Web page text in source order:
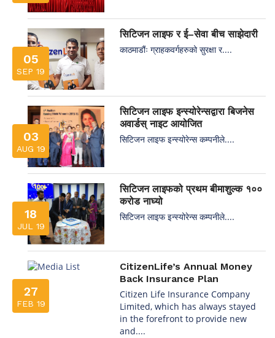
05
SEP 19
सिटिजन लाइफ र ई–सेवा बीच साझेदारी
काठमाडौंः ग्राहकवर्गहरुको सुरक्षा र....
03
AUG 19
सिटिजन लाइफ इन्स्योरेन्सद्वारा बिजनेस
अवार्डस् नाइट आयोजित
सिटिजन लाइफ इन्स्योरेन्स कम्पनीले....
18
JUL 19
सिटिजन लाइफको प्रथम बीमाशुल्क १००
करोड नाघ्यो
सिटिजन लाइफ इन्स्योरेन्स कम्पनीले....
27
FEB 19
CitizenLife’s Annual Money
Back Insurance Plan
Citizen Life Insurance Company
Limited, which has always stayed
in the forefront to provide new
and....